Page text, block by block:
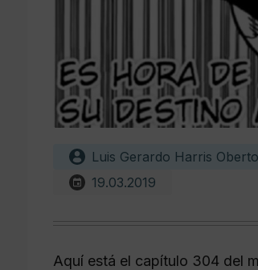
Luis Gerardo Harris Oberto
19.03.2019
Aquí está el capítulo 304 del